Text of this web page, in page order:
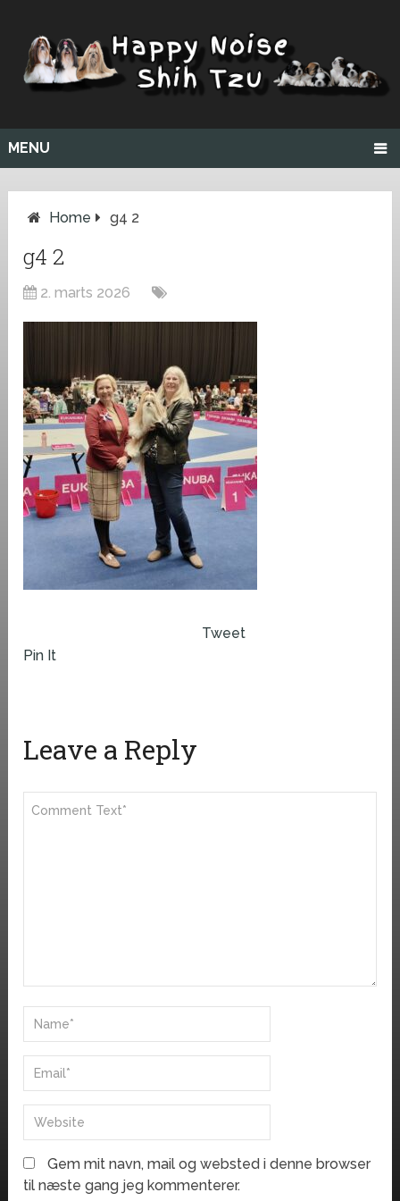
MENU
Home g4 2
g4 2
2. marts 2026
Tweet
Pin It
Leave a Reply
Gem mit navn, mail og websted i denne browser
til næste gang jeg kommenterer.